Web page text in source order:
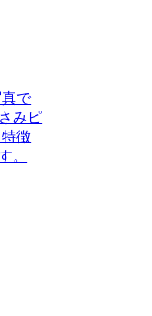
で
みピ
徴
。